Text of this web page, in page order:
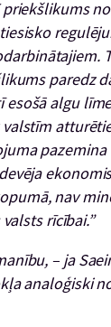
priekšlikums
paredz
algu
nav
rīcībai.”
– ja
analoģiski